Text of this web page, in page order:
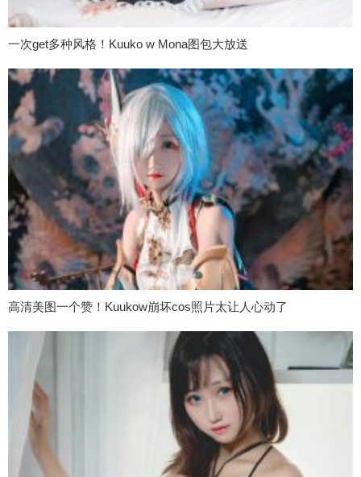
一次get多种风格！Kuuko w Mona图包大放送
高清美图一个赞！Kuukow崩坏cos照片太让人心动了